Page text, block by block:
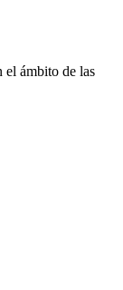
el ámbito de las